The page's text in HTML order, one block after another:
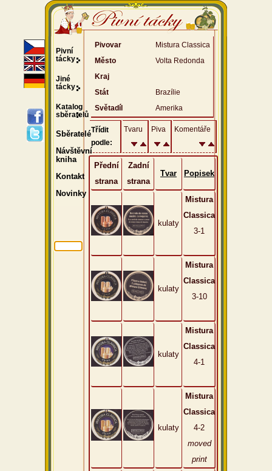
Pivovar
Mistura Classica
Město
Volta Redonda
Kraj
Stát
Brazílie
Světadíl
Amerika
Třídit
podle:
Tvaru Piva Komentáře
Přední
strana
Zadní
strana
Tvar Popisek
kulaty
Mistura
Classica
3-1
kulaty
Mistura
Classica
3-10
kulaty
Mistura
Classica
4-1
kulaty
Mistura
Classica
4-2
moved
print
Pivní
tácky
Jiné
tácky
Katalog
sběratelů
Sběratelé
Návštěvní
kniha
Kontakt
Novinky